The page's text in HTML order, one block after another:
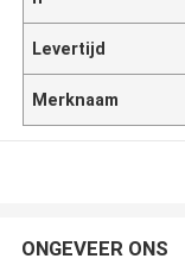
Levertijd
Merknaam
ONGEVEER ONS